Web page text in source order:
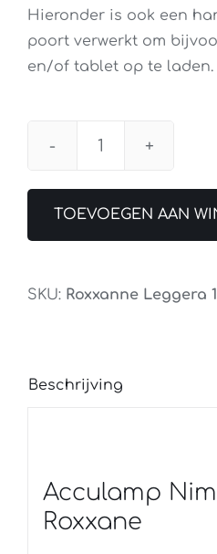
Hieronder is ook een
poort verwerkt om
en/of tablet op te laden.
Vloerlamp
Roxxane
TOEVOEGEN AAN
SKU: Roxxanne Leggera
Beschrijving
Acculamp
Roxxane